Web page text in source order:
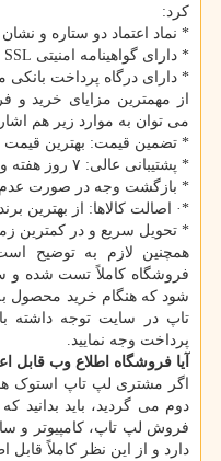
کرد:
* نماد اعتماد دو ستاره و
* دارای گواهینامه امنیتی SSL
* دارای درگاه پرداخت بانکی
از مهمترین مزایای خرید
می توان به موارد زیر هم
* تضمین قیمت: بهترین قیمت
* پشتیبانی عالی: ۷ روز هفته و ۲۴ ساعت شبانه روز
* بازگشت وجه در صورت
*· اصالت کالاها: از بهترین
* تحویل سریع و در کمترین
همچنین لازم به توضیح
فروشگاه کاملاً تست شده و
شود که هنگام خرید محصول
تاپ در سایت توجه
پرداخت وجه نمایید.
آیا فروشگاه اطلاع وب قابل
اگر مشتری لپ تاپ استوک
دوم می گردید، باید بدانید
فروش لپ تاپ، کامپیوتر و
دارد و از این نظر کاملاً قابل